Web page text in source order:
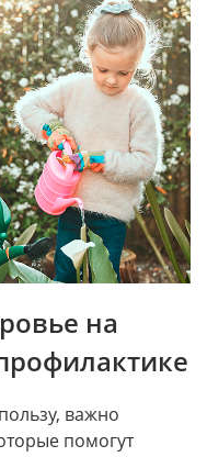
на
важно
помогут